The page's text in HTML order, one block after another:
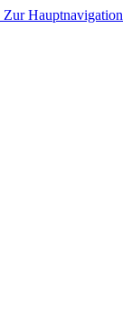
Zur Hauptnavigation